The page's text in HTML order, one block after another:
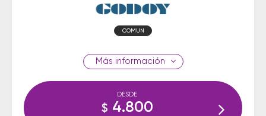
COMUN
información
DESDE
$ 4.800